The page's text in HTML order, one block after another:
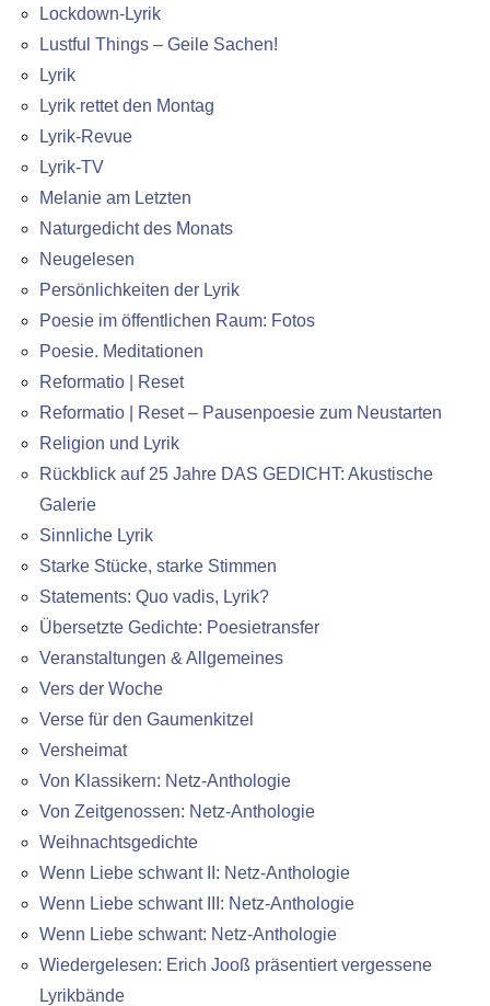
Lockdown-Lyrik
Lustful Things – Geile Sachen!
Lyrik
Lyrik rettet den Montag
Lyrik-Revue
Lyrik-TV
Melanie am Letzten
Naturgedicht des Monats
Neugelesen
Persönlichkeiten der Lyrik
Poesie im öffentlichen Raum: Fotos
Poesie. Meditationen
Reformatio | Reset
Reformatio | Reset – Pausenpoesie zum Neustarten
Religion und Lyrik
Rückblick auf 25 Jahre DAS GEDICHT: Akustische
Galerie
Sinnliche Lyrik
Starke Stücke, starke Stimmen
Statements: Quo vadis, Lyrik?
Übersetzte Gedichte: Poesietransfer
Veranstaltungen & Allgemeines
Vers der Woche
Verse für den Gaumenkitzel
Versheimat
Von Klassikern: Netz-Anthologie
Von Zeitgenossen: Netz-Anthologie
Weihnachtsgedichte
Wenn Liebe schwant II: Netz-Anthologie
Wenn Liebe schwant III: Netz-Anthologie
Wenn Liebe schwant: Netz-Anthologie
Wiedergelesen: Erich Jooß präsentiert vergessene
Lyrikbände